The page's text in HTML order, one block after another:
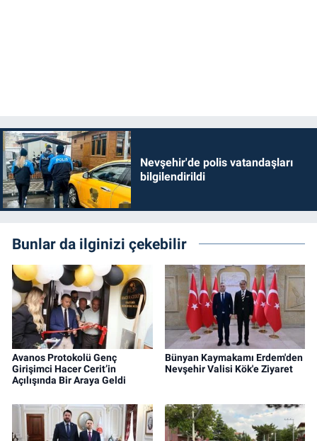
Nevşehir'de polis vatandaşları
bilgilendirildi
Bunlar da ilginizi çekebilir
Avanos Protokolü Genç
Girişimci Hacer Cerit’in
Açılışında Bir Araya Geldi
Bünyan Kaymakamı Erdem'den
Nevşehir Valisi Kök'e Ziyaret